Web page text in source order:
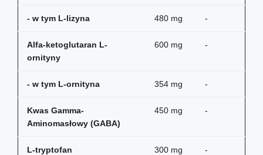
- w tym L-lizyna 480 mg -
Alfa-ketoglutaran L-
ornityny
600 mg -
- w tym L-ornityna 354 mg -
Kwas Gamma-
Aminomasłowy (GABA)
450 mg -
L-tryptofan 300 mg -